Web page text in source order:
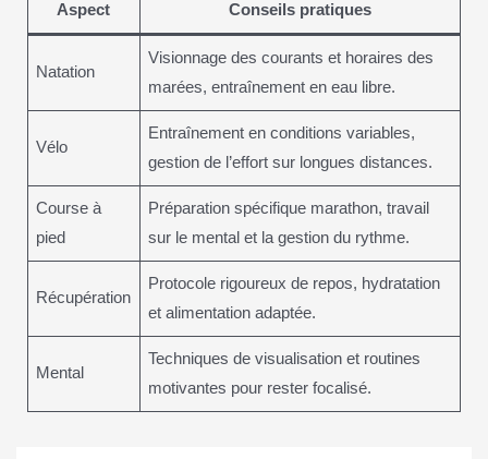
Aspect Conseils pratiques
Natation
Visionnage des courants et horaires des
marées, entraînement en eau libre.
Vélo
Entraînement en conditions variables,
gestion de l’effort sur longues distances.
Course à
pied
Préparation spécifique marathon, travail
sur le mental et la gestion du rythme.
Récupération
Protocole rigoureux de repos, hydratation
et alimentation adaptée.
Mental
Techniques de visualisation et routines
motivantes pour rester focalisé.